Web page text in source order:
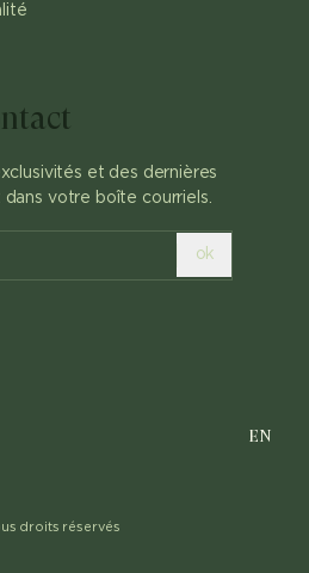
et des dernières
votre boîte courriels.
ok
droits réservés
EN